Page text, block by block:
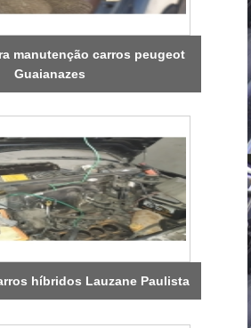
manutenção carros peugeot
Guaianazes
híbridos Lauzane Paulista